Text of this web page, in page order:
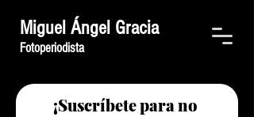
Miguel Ángel Gracia
Fotoperiodista
¡Suscríbete para no